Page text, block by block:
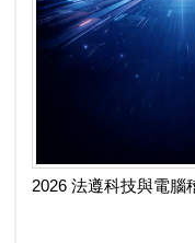
2026 法遵科技與電腦